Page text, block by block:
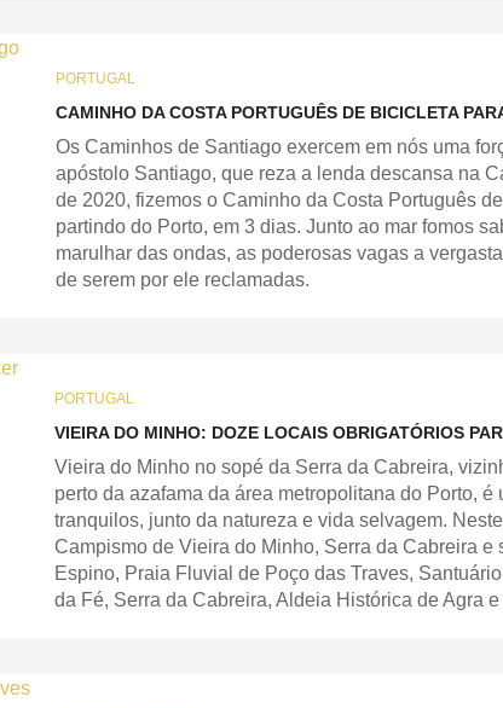
PORTUGAL
CAMINHO DA COSTA PORTUGUÊS DE BICICLETA
Os Caminhos de Santiago exercem em nós uma
apóstolo Santiago, que reza a lenda descansa na
de 2020, fizemos o Caminho da Costa Português
partindo do Porto, em 3 dias. Junto ao mar fomos
marulhar das ondas, as poderosas vagas a
de serem por ele reclamadas.
PORTUGAL
VIEIRA DO MINHO: DOZE LOCAIS OBRIGATÓRIOS
Vieira do Minho no sopé da Serra da Cabreira,
perto da azafama da área metropolitana do Porto,
tranquilos, junto da natureza e vida selvagem.
Campismo de Vieira do Minho, Serra da Cabreira
Espino, Praia Fluvial de Poço das Traves,
da Fé, Serra da Cabreira, Aldeia Histórica de Agra